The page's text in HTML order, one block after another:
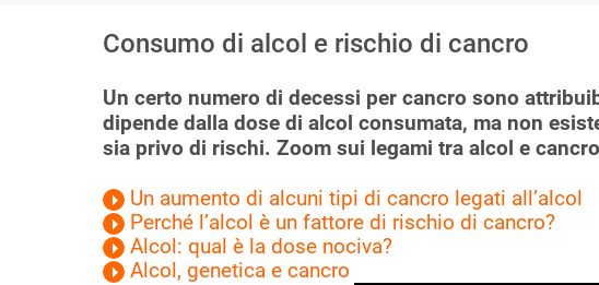
Consumo di alcol e rischio di cancro
Un certo numero di decessi per cancro sono
dipende dalla dose di alcol consumata, ma non
sia privo di rischi. Zoom sui legami tra alcol e cancro
Un aumento di alcuni tipi di cancro legati all’alcol
Perché l’alcol è un fattore di rischio di cancro?
Alcol: qual è la dose nociva?
Alcol, genetica e cancro